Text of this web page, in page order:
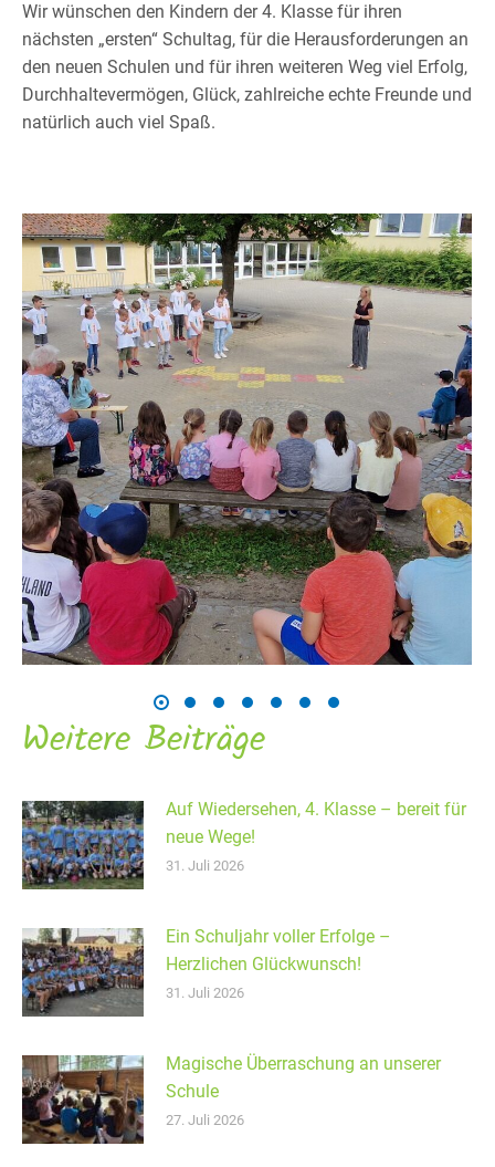
Wir wünschen den Kindern der 4. Klasse für ihren
nächsten „ersten“ Schultag, für die Herausforderungen an
den neuen Schulen und für ihren weiteren Weg viel Erfolg,
Durchhaltevermögen, Glück, zahlreiche echte Freunde und
natürlich auch viel Spaß.
Weitere Beiträge
Auf Wiedersehen, 4. Klasse – bereit für
neue Wege!
31. Juli 2026
Ein Schuljahr voller Erfolge –
Herzlichen Glückwunsch!
31. Juli 2026
Magische Überraschung an unserer
Schule
27. Juli 2026